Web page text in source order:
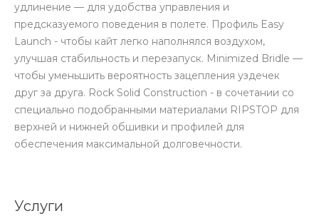
удлинение — для удобства управления и
предсказуемого поведения в полете. Профиль Easy
Launch - чтобы кайт легко наполнялся воздухом,
улучшая стабильность и перезапуск. Minimized Bridle —
чтобы уменьшить вероятность зацепления уздечек
друг за друга. Rock Solid Construction - в сочетании со
специально подобранными материалами RIPSTOP для
верхней и нижней обшивки и профилей для
обеспечения максимальной долговечности.
Услуги